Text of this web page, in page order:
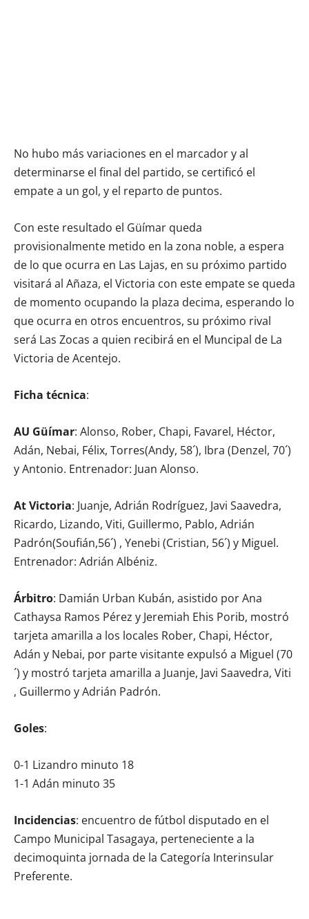
No hubo más variaciones en el marcador y al
determinarse el final del partido, se certificó el
empate a un gol, y el reparto de puntos.
Con este resultado el Güímar queda
provisionalmente metido en la zona noble, a espera
de lo que ocurra en Las Lajas, en su próximo partido
visitará al Añaza, el Victoria con este empate se queda
de momento ocupando la plaza decima, esperando lo
que ocurra en otros encuentros, su próximo rival
será Las Zocas a quien recibirá en el Muncipal de La
Victoria de Acentejo.
Ficha técnica:
AU Güímar: Alonso, Rober, Chapi, Favarel, Héctor,
Adán, Nebai, Félix, Torres(Andy, 58´), Ibra (Denzel, 70´)
y Antonio. Entrenador: Juan Alonso.
At Victoria: Juanje, Adrián Rodríguez, Javi Saavedra,
Ricardo, Lizando, Viti, Guillermo, Pablo, Adrián
Padrón(Soufián,56´) , Yenebi (Cristian, 56´) y Miguel.
Entrenador: Adrián Albéniz.
Árbitro: Damián Urban Kubán, asistido por Ana
Cathaysa Ramos Pérez y Jeremiah Ehis Porib, mostró
tarjeta amarilla a los locales Rober, Chapi, Héctor,
Adán y Nebai, por parte visitante expulsó a Miguel (70
´) y mostró tarjeta amarilla a Juanje, Javi Saavedra, Viti
, Guillermo y Adrián Padrón.
Goles:
0-1 Lizandro minuto 18
1-1 Adán minuto 35
Incidencias: encuentro de fútbol disputado en el
Campo Municipal Tasagaya, perteneciente a la
decimoquinta jornada de la Categoría Interinsular
Preferente.